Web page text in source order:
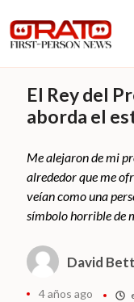
El Rey del
aborda el
Me alejaron de mi
alrededor que me
veían como una
símbolo horrible de
David Bett
4 años ago